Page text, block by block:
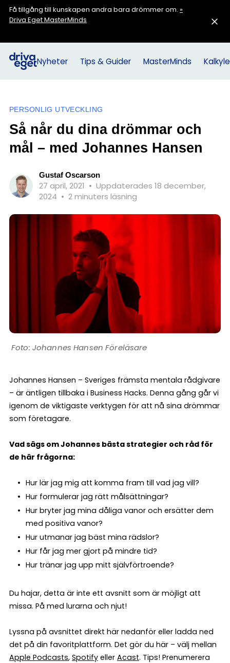
Få tillgång till kunskapen andra bara drömmer om. »
Driva Eget MasterMinds
Nyheter Tips & Guider MasterMinds
PERSONLIG UTVECKLING
Så når du dina drömmar och
mål – med Johannes Hansen
Gustaf Oscarson
27 april, 2021 • Uppdaterades 18 december,
2024 • 2 minuters läsning
Johannes Hansen Föreläsare
Johannes Hansen – Sveriges främsta mentala rådgivare
– är äntligen tillbaka i Business Hacks. Denna gång går vi
igenom de viktigaste verktygen för att nå sina drömmar
som företagare.
Vad sägs om Johannes bästa strategier och råd för
de här frågorna:
Hur lär jag mig att komma fram till vad jag vill?
Hur formulerar jag rätt målsättningar?
Hur bryter jag mina dåliga vanor och ersätter dem
med positiva vanor?
Hur utmanar jag bäst mina rädslor?
Hur får jag mer gjort på mindre tid?
Hur tränar jag upp mitt självförtroende?
Du hajar, detta är inte ett avsnitt som är möjligt att
missa. På med lurarna och njut!
Lyssna på avsnittet direkt här nedanför eller ladda ned
det på din favoritplattform. Det gör du här – välj mellan
Apple Podcasts, Spotify eller Acast. Tips! Prenumerera